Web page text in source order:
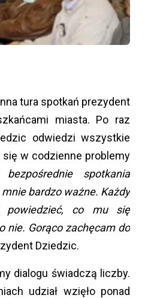
tura spotkań prezydent
miasta. Po raz
odwiedzi wszystkie
się w codzienne problemy
spotkania
bardzo ważne. Każdy
co mu się
nie. Gorąco zachęcam do
Dziedzic.
dialogu świadczą liczby.
udział wzięło ponad